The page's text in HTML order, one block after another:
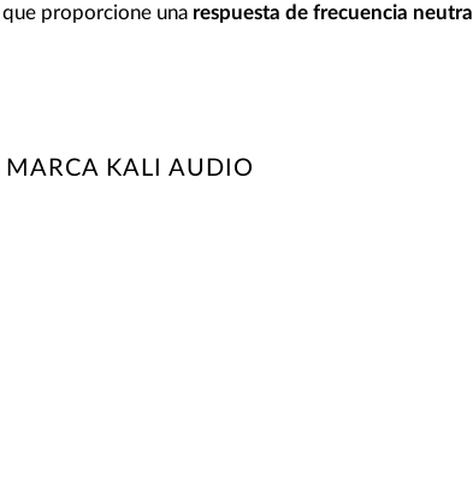
proporcione una respuesta de frecuencia neutra
MARCA KALI AUDIO